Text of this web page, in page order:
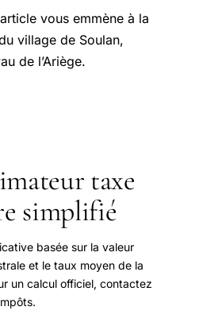
vous emmène à la
village de Soulan,
de l’Ariège.
taxe
simplifié
basée sur la valeur
et le taux moyen de la
un calcul officiel, contactez